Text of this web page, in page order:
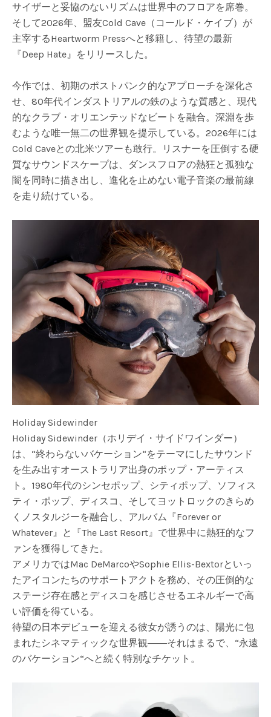
サイザーと妥協のないリズムは世界中のフロアを席巻。
そして2026年、盟友Cold Cave（コールド・ケイブ）が
主宰するHeartworm Pressへと移籍し、待望の最新
『Deep Hate』をリリースした。
今作では、初期のポストパンク的なアプローチを深化さ
せ、80年代インダストリアルの鉄のような質感と、現代
的なクラブ・オリエンテッドなビートを融合。深淵を歩
むような唯一無二の世界観を提示している。2026年には
Cold Caveとの北米ツアーも敢行。リスナーを圧倒する硬
質なサウンドスケープは、ダンスフロアの熱狂と孤独な
闇を同時に描き出し、進化を止めない電子音楽の最前線
を走り続けている。
Holiday Sidewinder
Holiday Sidewinder（ホリデイ・サイドワインダー）
は、“終わらないバケーション“をテーマにしたサウンド
を生み出すオーストラリア出身のポップ・アーティス
ト。1980年代のシンセポップ、シティポップ、ソフィス
ティ・ポップ、ディスコ、そしてヨットロックのきらめ
くノスタルジーを融合し、アルバム『Forever or
Whatever』と『The Last Resort』で世界中に熱狂的なフ
ァンを獲得してきた。
アメリカではMac DeMarcoやSophie Ellis-Bextorといっ
たアイコンたちのサポートアクトを務め、その圧倒的な
ステージ存在感とディスコを感じさせるエネルギーで高
い評価を得ている。
待望の日本デビューを迎える彼女が誘うのは、陽光に包
まれたシネマティックな世界観――それはまるで、“永遠
のバケーション“へと続く特別なチケット。